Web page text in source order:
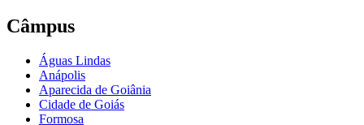
Câmpus
Águas Lindas
Anápolis
Aparecida de Goiânia
Cidade de Goiás
Formosa